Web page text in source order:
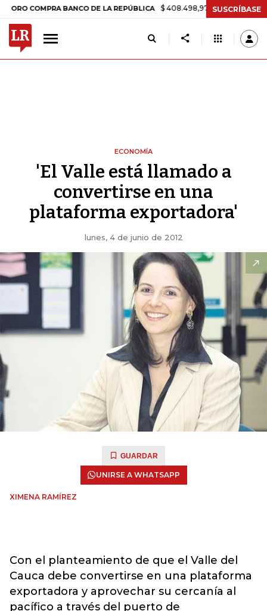
BANCO DE LA REPÚBLICA $ 408.498,97 +$ 8.753,81 +2,19%
SUSCRÍBASE
ECONOMÍA
'El Valle está llamado a
convertirse en una
plataforma exportadora'
lunes, 4 de junio de 2012
GUARDAR
UNIRSE A WHATSAPP
XIMENA RAMÍREZ
Con el planteamiento de que el Valle del
Cauca debe convertirse en una plataforma
exportadora y aprovechar su cercanía al
pacífico a través del puerto de